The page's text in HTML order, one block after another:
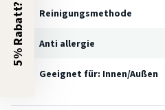
Reinigungsmethode
Anti allergie
Geeignet für: Innen/Außen
5% Rabatt?